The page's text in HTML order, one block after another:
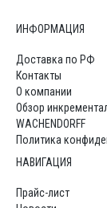
ИНФОРМАЦИЯ
Доставка по РФ
Контакты
О компании
Обзор
WACHENDORFF
Политика
НАВИГАЦИЯ
Прайс-лист